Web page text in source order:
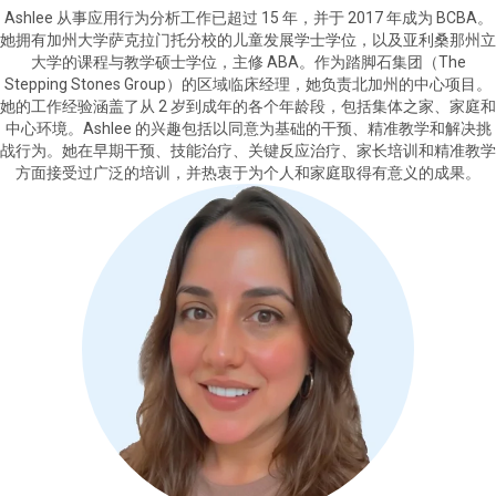
Ashlee 从事应用行为分析工作已超过 15 年，并于 2017 年成为 BCBA。
她拥有加州大学萨克拉门托分校的儿童发展学士学位，以及亚利桑那州立
大学的课程与教学硕士学位，主修 ABA。作为踏脚石集团（The
Stepping Stones Group）的区域临床经理，她负责北加州的中心项目。
她的工作经验涵盖了从 2 岁到成年的各个年龄段，包括集体之家、家庭和
中心环境。Ashlee 的兴趣包括以同意为基础的干预、精准教学和解决挑
战行为。她在早期干预、技能治疗、关键反应治疗、家长培训和精准教学
方面接受过广泛的培训，并热衷于为个人和家庭取得有意义的成果。